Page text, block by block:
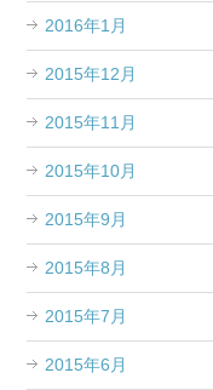
2016年1月
2015年12月
2015年11月
2015年10月
2015年9月
2015年8月
2015年7月
2015年6月